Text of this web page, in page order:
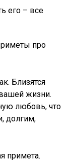
его – все
про
Близятся
жизни.
любовь, что
долгим,
примета.